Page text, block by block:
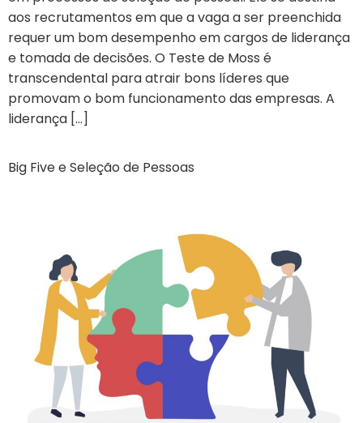
aos recrutamentos em que a vaga a ser preenchida
requer um bom desempenho em cargos de liderança
e tomada de decisões. O Teste de Moss é
transcendental para atrair bons líderes que
promovam o bom funcionamento das empresas. A
liderança […]
Big Five e Seleção de Pessoas